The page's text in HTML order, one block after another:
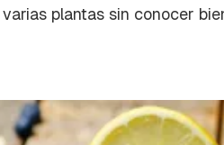
INICIAR SESIÓN
plantas sin conocer